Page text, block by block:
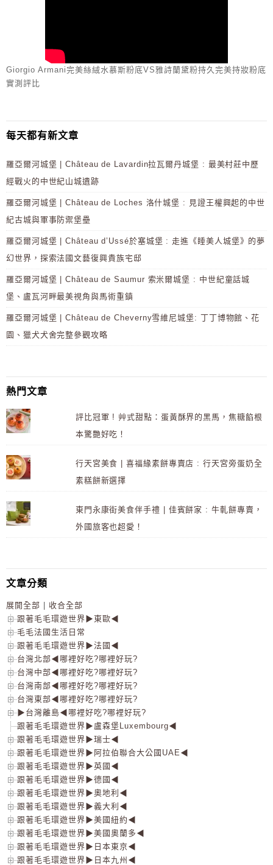
Giorgio Armani完美絲絨水慕斯粉底VS雅詩蘭黛粉持久完美持妝粉底
實測評比
每天都有新文章
羅亞爾河城堡 | Château de Lavardin拉瓦爾丹城堡 : 最美村莊中歷
經戰火的中世紀山城遺跡
羅亞爾河城堡 | Château de Loches 洛什城堡 : 見證王權興起的中世
紀古城與軍事防禦堡壘
羅亞爾河城堡 | Château d’Ussé於塞城堡 : 走進《睡美人城堡》的夢
幻世界，探索法國文藝復興貴族宅邸
羅亞爾河城堡 | Château de Saumur 索米爾城堡 : 中世紀童話城
堡、盧瓦河畔最美視角與馬術重鎮
羅亞爾河城堡 | Château de Cheverny雪維尼城堡: 丁丁博物館、花
園、獵犬犬舍完整參觀攻略
熱門文章
評比冠軍 ! 艸式甜點：蛋黃酥界的黑馬，焦糖餡根
本驚艷好吃！
行天宮美食 | 喜福緣素餅專賣店 : 行天宮旁蛋奶全
素糕餅新選擇
東門永康街美食伴手禮 | 佳賓餅家 : 牛軋餅專賣，
外國旅客也超愛！
文章分類
展開全部
收合全部
跟著毛毛環遊世界▶東歐◀
毛毛法國生活日常
跟著毛毛環遊世界▶法國◀
台灣北部◀哪裡好吃?哪裡好玩?
台灣中部◀哪裡好吃?哪裡好玩?
台灣南部◀哪裡好吃?哪裡好玩?
台灣東部◀哪裡好吃?哪裡好玩?
▶台灣離島◀哪裡好吃?哪裡好玩?
跟著毛毛環遊世界▶盧森堡Luxembourg◀
跟著毛毛環遊世界▶瑞士◀
跟著毛毛環遊世界▶阿拉伯聯合大公國UAE◀
跟著毛毛環遊世界▶英國◀
跟著毛毛環遊世界▶德國◀
跟著毛毛環遊世界▶奧地利◀
跟著毛毛環遊世界▶義大利◀
跟著毛毛環遊世界▶美國紐約◀
跟著毛毛環遊世界▶美國奧蘭多◀
跟著毛毛環遊世界▶日本東京◀
跟著毛毛環遊世界▶日本九州◀